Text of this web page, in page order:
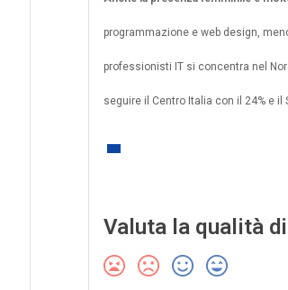
programmazione e web design,
professionisti IT si concentra nel
seguire il Centro Italia con il 24% e il
Valuta la qualità